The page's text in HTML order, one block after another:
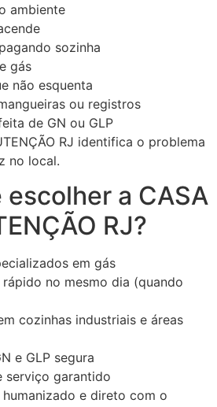
ambiente
sozinha
gás
não esquenta
ou registros
de GN ou GLP
RJ identifica o problema
no local.
a CASA
RJ?
em gás
no mesmo dia (quando
cozinhas industriais e áreas
e GLP segura
garantido
e direto com o